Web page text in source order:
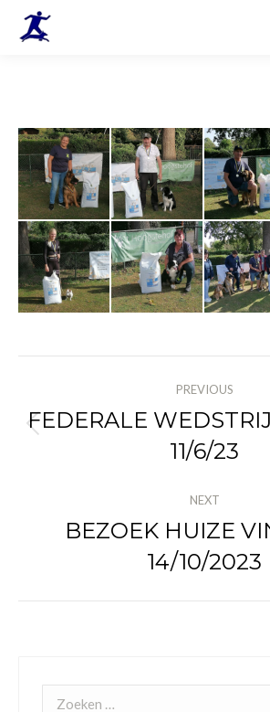
NAVIGATION
PREVIOUS
Previous
album:
FEDERALE
11/6/23
NEXT
Next
album:
BEZOEK HUIZE
14/10/2023